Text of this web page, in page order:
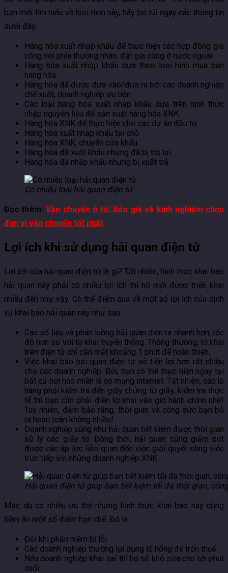
bạn mới tìm hiểu về loại hình này, hãy bỏ túi ngay các thông tin
dưới đây:
Hàng hóa xuất nhập khẩu để thực hiện các hợp đồng gia
công với phía thương nhân, đặt gia công ở nước ngoài
Hàng hóa xuất nhập khẩu dựa theo loại hình mua bán
hàng hóa
Hàng hóa đã được đưa vào/đưa ra bởi các doanh nghiệp
chế xuất, doanh nghiệp ưu tiên
Các loại hàng hóa xuất nhập khẩu dựa trên hình thức
nhập nguyên liệu để sản xuất hàng hóa XNK.
Hàng hóa XNK để thực hiện cho các dự án đầu tư
Hàng hóa xuất nhập khẩu tại chỗ
Hàng hóa XNK, chuyển cửa khẩu
Hàng hóa đã xuất khẩu nhưng đã bị trả lại
Hàng hóa đã nhập khẩu nhưng bị xuất trả
Có nhiều loại hải quan điện tử
Đọc thêm:Vận chuyển ô tô| Bảo giá và kinh nghiệm chọn
đơn vị vận chuyển tốt nhất
Lợi ích khi sử dụng hải quan điện tử
Lợi ích của hải quan điện tử là gì? Tất nhiên, hình thức khai báo
hải quan này phải có nhiều lợi ích thì nó mới được triển khai
nhiều đến như vậy. Có thể điểm qua về một số lợi ích của dịch
vụ khai báo hải quan này như sau:
Các số liệu và phân luồng hải quan diễn ra nhanh hơn, tốc
độ hơn so với tờ khai truyền thống. Thông thường, tờ khai
trên điện tử chỉ cần mất khoảng 1 phút để hoàn thiện.
Việc khai báo hải quan điện tử sẽ tiện lợi hơn rất nhiều
cho các doanh nghiệp. Bởi, bạn có thể thực hiện ngay tại
bất cứ nơi nào miễn là có mạng internet. Tất nhiên, các lô
hàng phải kiểm tra đến giấy chứng từ giấy, kiểm tra thực
tế thì bạn cần phải điền tờ khai vào giờ hành chính nhé!
Tuy nhiên, đảm bảo rằng, thời gian và công sức bạn bỏ
ra hoàn toàn không nhiều!
Doanh nghiệp cũng như hải quan tiết kiệm được thời gian
xử lý các giấy tờ. Đồng thời, hải quan cũng giảm bớt
được các áp lực liên quan đến việc giải quyết công việc
trực tiếp với những doanh nghiệp XNK.
Hải quan điện tử giúp bạn tiết kiệm tối đa thời gian,
Mặc dù có nhiều ưu thế nhưng hình thức khai báo này cũng
tiềm ẩn một số điểm hạn chế. Đó là:
Đôi khi phần mềm bị lỗi
Các doanh nghiệp thường lợi dụng lỗ hổng để trốn thuế
Nếu doanh nghiệp khai sai thì họ sẽ khó sửa cho tới phút
cuối.